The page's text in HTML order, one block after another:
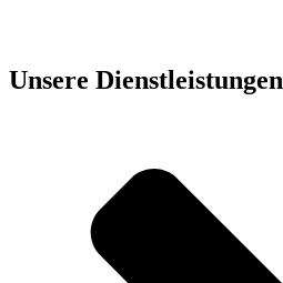
Unsere Dienst­leistungen